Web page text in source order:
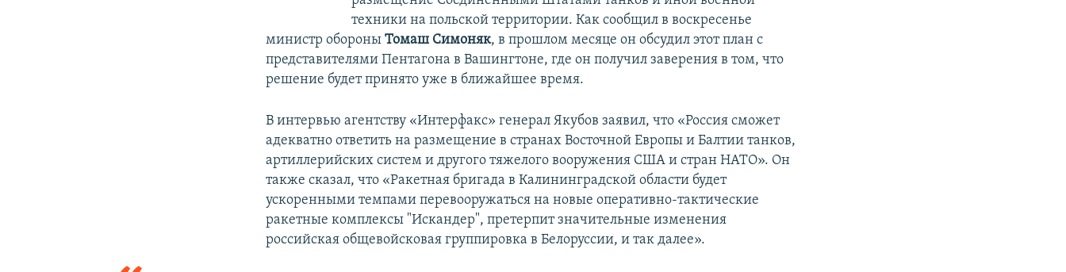
техники на польской территории. Как сообщил в воскресенье
министр обороныТомаш Симоняк, в прошлом месяце он обсудил этот план с
представителями Пентагона в Вашингтоне, где он получил заверения в том, что
решение будет принято уже в ближайшее время.
В интервью агентству «Интерфакс» генерал Якубов заявил, что «Россия сможет
адекватно ответить на размещение в странах Восточной Европы и Балтии танков,
артиллерийских систем и другого тяжелого вооружения США и стран НАТО». Он
также сказал, что «Ракетная бригада в Калининградской области будет
ускоренными темпами перевооружаться на новые оперативно-тактические
ракетные комплексы "Искандер", претерпит значительные изменения
российская общевойсковая группировка в Белоруссии, и так далее».